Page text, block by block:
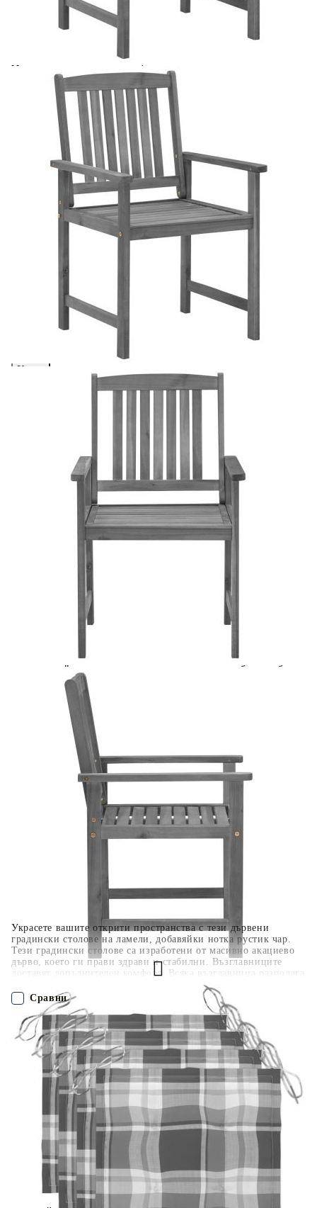
Украсете вашите открити пространства с тези дървени
градински столове на ламели, добавяйки нотка рустик чар.
Тези градински столове са изработени от масивно акациево
дърво, което ги прави здрави и стабилни. Възглавниците
доставят допълнителен комфорт. Всяка възглавница разполага
с два комплекта въжета, които да я фиксират плътно към
градинския стол. Максимално 110 кг на седалка.
Материал:
Акациево дърво масив със сив изсветлен
8720286236437
Общи размери:
61 x 57 x 92 см (Ш x Д x В)
Височина на седалката от
43,5 см
Размери на седалката:
48 x 46 см (Ш x Д)
Размери на възглавницата:
50 x 50 x 4 см (Д х Ш x Деб)
Материал на
възглавницата:
Текстил (100% полиестер)
Купи на изплащане
Please select credit institution
Extraction of information from credit institutions
Предоставената таблица е с информационна цел.
Добавете продукта в количката си с бутона "Добави в
количката" и при поръчка ще можете да изберете броя
Acest tabel are caracter informativ. Adăugați produsul în
coșul de cumpărături unde veți putea selecta detaliile
количката" и при поръчка ще можете да изберете броя
вноски на кредита.
Предоставената таблица е с информационна цел.
Добавете продукта в количката си с бутона "Добави в
количката" и при поръчка ще можете да изберете броя
Предоставената таблица е с информационна цел.
Добавете продукта в количката си с бутона "Добави в
количката" и при поръчка ще можете да изберете броя
вноски на кредита.
Предоставената таблица е с информационна цел.
Добавете продукта в количката си с бутона "Добави в
количката" и при поръчка ще можете да изберете броя
вноски на кредита.
Когато плащате с NewPay, всъщност NewPay плаща
поръчката Ви вместо Вас. Вие я получавате и
разполагате с три начина да я платите към тях:
Отложено до 30 дни от момента на изпращане на
поръчката без оскъпяване. За покупки на стойност до
400 лв. / €204,52
Плащане на 4 вноски. Заплащате 20% от стойността на
поръчката си на момента с карта. Останалата сума се
разделя на 3 равни месечни вноски без оскъпяване. За
покупки на стойност до 1000 лв. / €511.31
Плащане на 6 вноски. Стойността на поръчката се
ПОРЪЧАЙ БЕЗ РЕГИСТРАЦИЯ
Наш представител ще се свърже с Вас в рамките на работния ден!
29.380 кг
Оцени продукта
Сравни